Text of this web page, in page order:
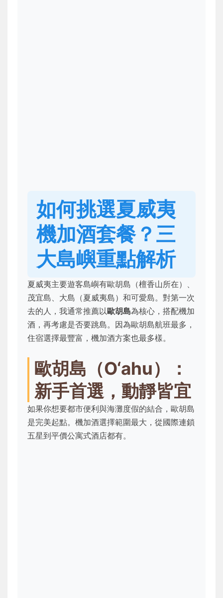
如何挑選夏威夷
機加酒套餐？三
大島嶼重點解析
夏威夷主要遊客島嶼有歐胡島（檀香山所在）、
茂宜島、大島（夏威夷島）和可愛島。對第一次
去的人，我通常推薦以歐胡島為核心，搭配機加
酒，再考慮是否要跳島。因為歐胡島航班最多，
住宿選擇最豐富，機加酒方案也最多樣。
歐胡島（O‘ahu）：
新手首選，動靜皆宜
如果你想要都市便利與海灘度假的結合，歐胡島
是完美起點。機加酒選擇範圍最大，從國際連鎖
五星到平價公寓式酒店都有。